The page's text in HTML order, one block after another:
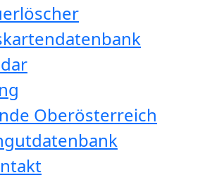
Oberösterreich